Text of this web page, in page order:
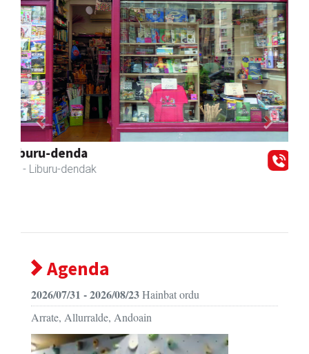
Azkain motoak
Andoain - Motor dendak
Previous Next
Agenda
2026/07/31 - 2026/08/23Hainbat ordu
Arrate, Allurralde, Andoain